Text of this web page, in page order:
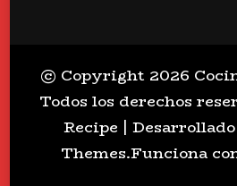
© Copyright 2026
Todos los derechos
Recipe |
Themes.Funciona